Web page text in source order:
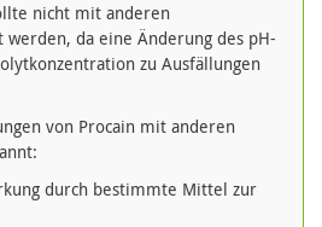
nicht mit anderen
da eine Änderung des pH-
zu Ausfällungen
von Procain mit anderen
durch bestimmte Mittel zur